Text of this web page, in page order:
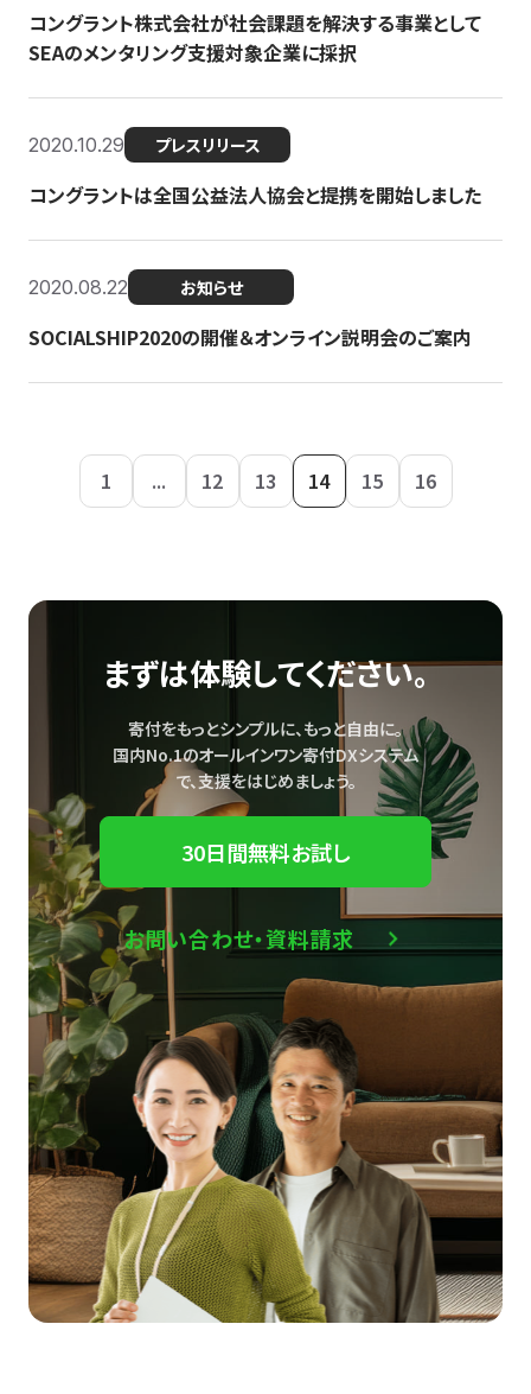
コングラント株式会社が社会課題を解決する事業として
SEAのメンタリング支援対象企業に採択
2020.10.29 プレスリリース
コングラントは全国公益法人協会と提携を開始しました
2020.08.22 お知らせ
SOCIALSHIP2020の開催＆オンライン説明会のご案内
1 ... 12 13 14 15 16
まずは体験してください。
寄付をもっとシンプルに、もっと自由に。
国内No.1のオールインワン寄付DXシステム
で、支援をはじめましょう。
30日間無料お試し
お問い合わせ・資料請求